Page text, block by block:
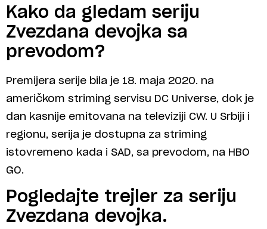
Kako da gledam seriju
Zvezdana devojka sa
prevodom?
Premijera serije bila je 18. maja 2020. na
američkom striming servisu DC Universe, dok je
dan kasnije emitovana na televiziji CW. U Srbiji i
regionu, serija je dostupna za striming
istovremeno kada i SAD, sa prevodom, na HBO
GO.
Pogledajte trejler za seriju
Zvezdana devojka.